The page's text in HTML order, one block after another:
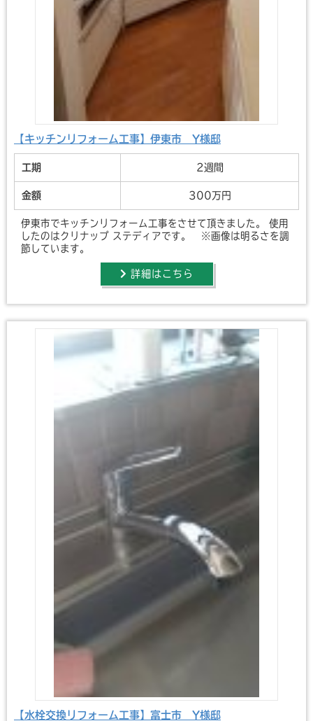
【キッチンリフォーム工事】伊東市 Y様邸
工期 2週間
金額 300万円
伊東市でキッチンリフォーム工事をさせて頂きました。 使用
したのはクリナップ ステディアです。 ※画像は明るさを調
節しています。
詳細はこちら
【水栓交換リフォーム工事】富士市 Y様邸